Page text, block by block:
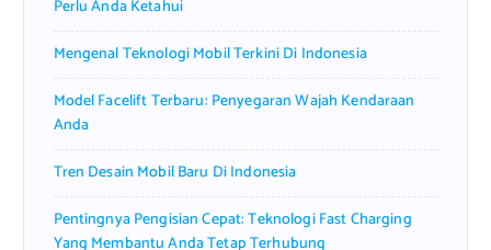
Perlu Anda Ketahui
Mengenal Teknologi Mobil Terkini Di Indonesia
Model Facelift Terbaru: Penyegaran Wajah Kendaraan
Anda
Tren Desain Mobil Baru Di Indonesia
Pentingnya Pengisian Cepat: Teknologi Fast Charging
Yang Membantu Anda Tetap Terhubung